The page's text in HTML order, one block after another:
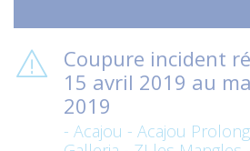
Coupure incident
15 avril 2019 au
2019
- Acajou - Acajou